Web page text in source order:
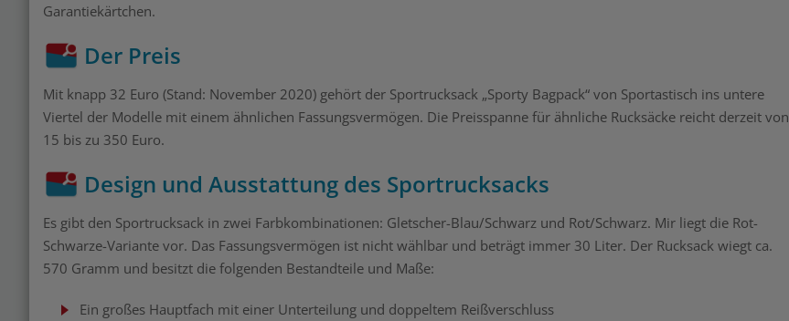
Garantiekärtchen.
Der Preis
Mit knapp 32 Euro (Stand: November 2020) gehört der Sportrucksack „Sporty Bagpack“ von Sportastisch ins untere
Viertel der Modelle mit einem ähnlichen Fassungsvermögen. Die Preisspanne für ähnliche Rucksäcke reicht derzeit von
15 bis zu 350 Euro.
Design und Ausstattung des Sportrucksacks
Es gibt den Sportrucksack in zwei Farbkombinationen: Gletscher-Blau/Schwarz und Rot/Schwarz. Mir liegt die Rot-
Schwarze-Variante vor. Das Fassungsvermögen ist nicht wählbar und beträgt immer 30 Liter. Der Rucksack wiegt ca.
570 Gramm und besitzt die folgenden Bestandteile und Maße:
Ein großes Hauptfach mit einer Unterteilung und doppeltem Reißverschluss